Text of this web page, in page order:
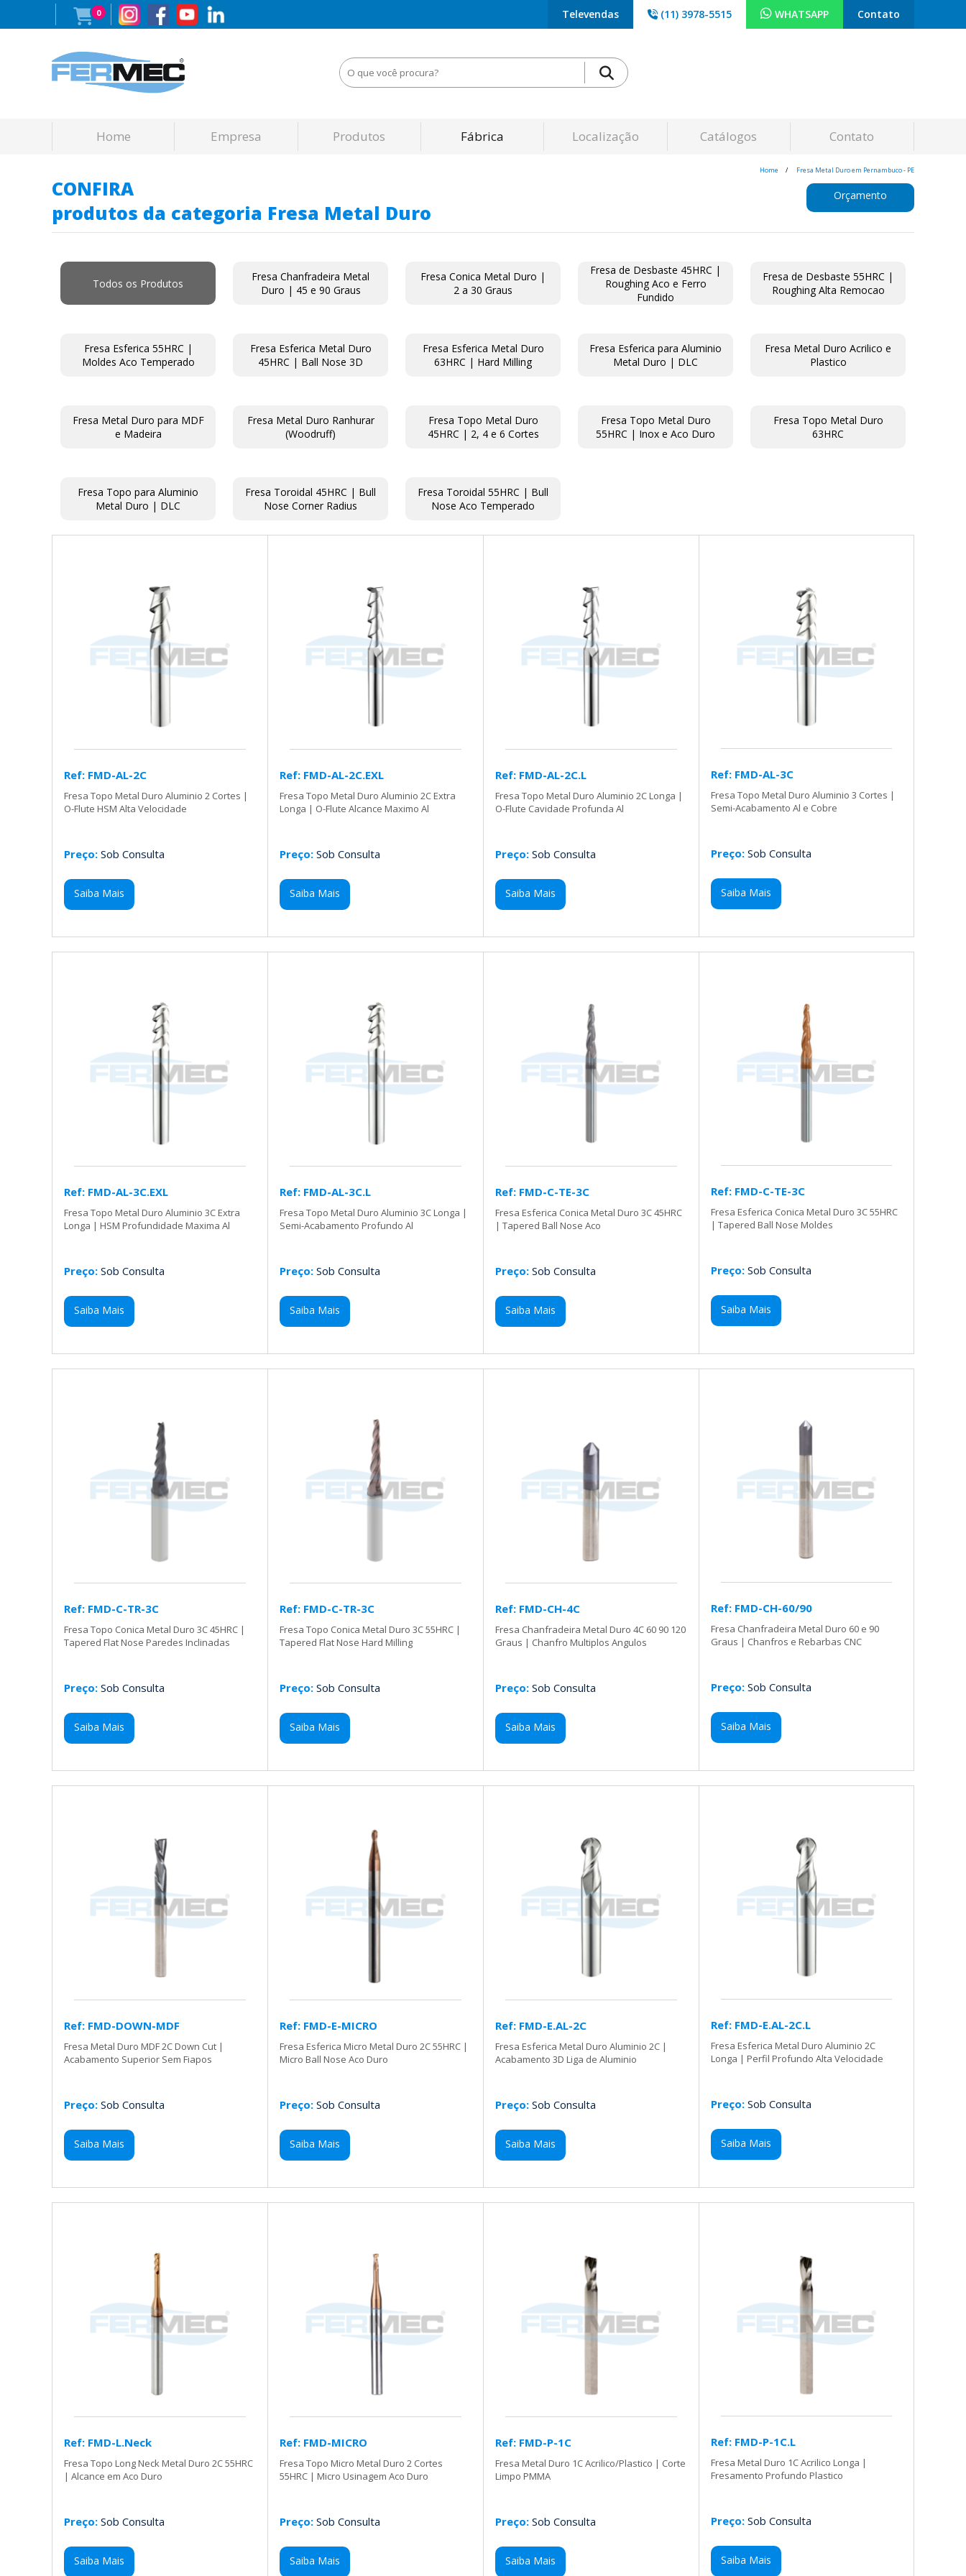
0 Contato
WHATSAPP
(11) 3978-5515
Televendas
Home Empresa Produtos Fábrica Localização Catálogos Contato
Home Fresa Metal Duro em Pernambuco - PE
CONFIRA
produtos da categoria Fresa Metal Duro
Orçamento
Todos os Produtos
Fresa Chanfradeira Metal
Duro | 45 e 90 Graus
Fresa Conica Metal Duro |
2 a 30 Graus
Fresa de Desbaste 45HRC |
Roughing Aco e Ferro
Fundido
Fresa de Desbaste 55HRC |
Roughing Alta Remocao
Fresa Esferica 55HRC |
Moldes Aco Temperado
Fresa Esferica Metal Duro
45HRC | Ball Nose 3D
Fresa Esferica Metal Duro
63HRC | Hard Milling
Fresa Esferica para Aluminio
Metal Duro | DLC
Fresa Metal Duro Acrilico e
Plastico
Fresa Metal Duro para MDF
e Madeira
Fresa Metal Duro Ranhurar
(Woodruff)
Fresa Topo Metal Duro
45HRC | 2, 4 e 6 Cortes
Fresa Topo Metal Duro
55HRC | Inox e Aco Duro
Fresa Topo Metal Duro
63HRC
Fresa Topo para Aluminio
Metal Duro | DLC
Fresa Toroidal 45HRC | Bull
Nose Corner Radius
Fresa Toroidal 55HRC | Bull
Nose Aco Temperado
Ref: FMD-AL-2C
Fresa Topo Metal Duro Aluminio 2 Cortes |
O-Flute HSM Alta Velocidade
Preço: Sob Consulta
Saiba Mais
Ref: FMD-AL-2C.EXL
Fresa Topo Metal Duro Aluminio 2C Extra
Longa | O-Flute Alcance Maximo Al
Preço: Sob Consulta
Saiba Mais
Ref: FMD-AL-2C.L
Fresa Topo Metal Duro Aluminio 2C Longa |
O-Flute Cavidade Profunda Al
Preço: Sob Consulta
Saiba Mais
Ref: FMD-AL-3C
Fresa Topo Metal Duro Aluminio 3 Cortes |
Semi-Acabamento Al e Cobre
Preço: Sob Consulta
Saiba Mais
Ref: FMD-AL-3C.EXL
Fresa Topo Metal Duro Aluminio 3C Extra
Longa | HSM Profundidade Maxima Al
Preço: Sob Consulta
Saiba Mais
Ref: FMD-AL-3C.L
Fresa Topo Metal Duro Aluminio 3C Longa |
Semi-Acabamento Profundo Al
Preço: Sob Consulta
Saiba Mais
Ref: FMD-C-TE-3C
Fresa Esferica Conica Metal Duro 3C 45HRC
| Tapered Ball Nose Aco
Preço: Sob Consulta
Saiba Mais
Ref: FMD-C-TE-3C
Fresa Esferica Conica Metal Duro 3C 55HRC
| Tapered Ball Nose Moldes
Preço: Sob Consulta
Saiba Mais
Ref: FMD-C-TR-3C
Fresa Topo Conica Metal Duro 3C 45HRC |
Tapered Flat Nose Paredes Inclinadas
Preço: Sob Consulta
Saiba Mais
Ref: FMD-C-TR-3C
Fresa Topo Conica Metal Duro 3C 55HRC |
Tapered Flat Nose Hard Milling
Preço: Sob Consulta
Saiba Mais
Ref: FMD-CH-4C
Fresa Chanfradeira Metal Duro 4C 60 90 120
Graus | Chanfro Multiplos Angulos
Preço: Sob Consulta
Saiba Mais
Ref: FMD-CH-60/90
Fresa Chanfradeira Metal Duro 60 e 90
Graus | Chanfros e Rebarbas CNC
Preço: Sob Consulta
Saiba Mais
Ref: FMD-DOWN-MDF
Fresa Metal Duro MDF 2C Down Cut |
Acabamento Superior Sem Fiapos
Preço: Sob Consulta
Saiba Mais
Ref: FMD-E-MICRO
Fresa Esferica Micro Metal Duro 2C 55HRC |
Micro Ball Nose Aco Duro
Preço: Sob Consulta
Saiba Mais
Ref: FMD-E.AL-2C
Fresa Esferica Metal Duro Aluminio 2C |
Acabamento 3D Liga de Aluminio
Preço: Sob Consulta
Saiba Mais
Ref: FMD-E.AL-2C.L
Fresa Esferica Metal Duro Aluminio 2C
Longa | Perfil Profundo Alta Velocidade
Preço: Sob Consulta
Saiba Mais
Ref: FMD-L.Neck
Fresa Topo Long Neck Metal Duro 2C 55HRC
| Alcance em Aco Duro
Preço: Sob Consulta
Saiba Mais
Ref: FMD-MICRO
Fresa Topo Micro Metal Duro 2 Cortes
55HRC | Micro Usinagem Aco Duro
Preço: Sob Consulta
Saiba Mais
Ref: FMD-P-1C
Fresa Metal Duro 1C Acrilico/Plastico | Corte
Limpo PMMA
Preço: Sob Consulta
Saiba Mais
Ref: FMD-P-1C.L
Fresa Metal Duro 1C Acrilico Longa |
Fresamento Profundo Plastico
Preço: Sob Consulta
Saiba Mais